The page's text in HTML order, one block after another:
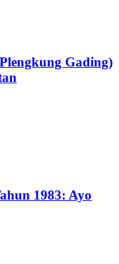
Gading)
1983: Ayo